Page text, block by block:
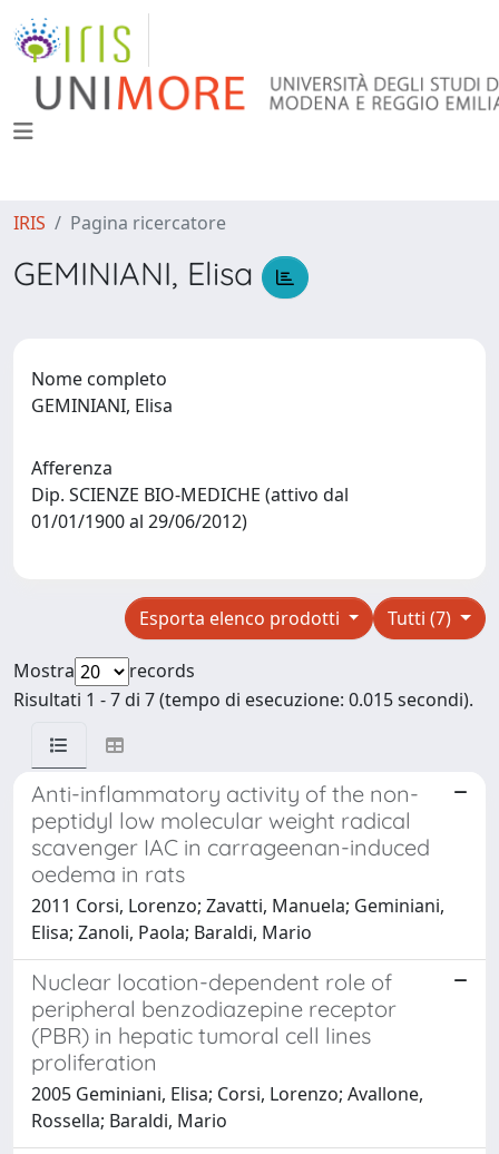
IRIS Pagina ricercatore
GEMINIANI, Elisa
Nome completo
GEMINIANI, Elisa
Afferenza
Dip. SCIENZE BIO-MEDICHE (attivo dal
01/01/1900 al 29/06/2012)
Tutti (7)
Esporta elenco prodotti
Mostra
records
Risultati 1 - 7 di 7 (tempo di esecuzione: 0.015 secondi).
Anti-inflammatory activity of the non-
peptidyl low molecular weight radical
scavenger IAC in carrageenan-induced
oedema in rats
2011 Corsi, Lorenzo; Zavatti, Manuela; Geminiani,
Elisa; Zanoli, Paola; Baraldi, Mario
Nuclear location-dependent role of
peripheral benzodiazepine receptor
(PBR) in hepatic tumoral cell lines
proliferation
2005 Geminiani, Elisa; Corsi, Lorenzo; Avallone,
Rossella; Baraldi, Mario